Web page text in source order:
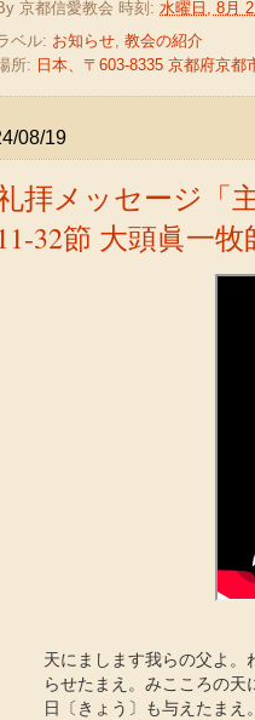
京都信愛教会 時刻: 水曜日, 8月
ベル: お知らせ 教会の紹介
所: 日本、〒603-8335 京都府京
08/19
拝メッセージ「
32節 大頭眞一牧
天にまします我らの父よ。
らせたまえ。みこころの
日〔きょう〕も与えたまえ。